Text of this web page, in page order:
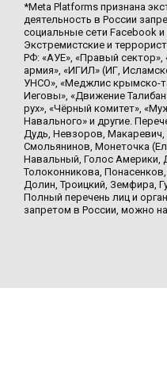
*Meta Platforms признана
деятельность в России
социальные сети Facebook
Экстремистские и
РФ: «АУЕ», «Правый сектор»,
армия», «ИГИЛ» (ИГ,
УНСО», «Меджлис крымско-
Иеговы», «Движение
рух», «Чёрный комитет»,
Навального» и другие.
Дудь, Невзоров,
Смольянинов, Монеточка
Навальный, Голос Америки,
Толоконникова,
Долин, Троицкий, Земфира,
Полный перечень лиц и
запретом в России, можно